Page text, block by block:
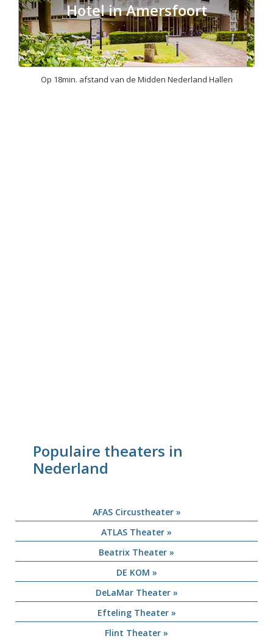
Hotel in Amersfoort
Op 18min. afstand van de Midden Nederland Hallen
Populaire theaters in
Nederland
AFAS Circustheater »
ATLAS Theater »
Beatrix Theater »
DE KOM »
DeLaMar Theater »
Efteling Theater »
Flint Theater »